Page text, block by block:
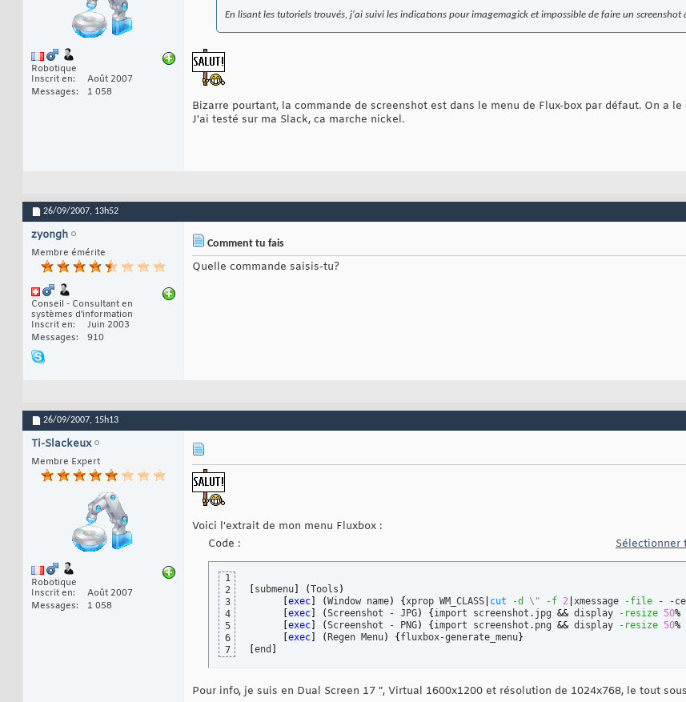
Robotique
Inscrit en
Août 2007
Messages
1 058
En lisant les tutoriels trouvés, j'ai suivi les indications pour imagemagick et impossible de faire un screenshot
Bizarre pourtant, la commande de screenshot est dans le menu de Flux-box par défaut. On a
J'ai testé sur ma Slack, ca marche nickel.
26/09/2007, 13h52
zyongh
Membre émérite
Conseil - Consultant en
systèmes d'information
Inscrit en
Juin 2003
Messages
910
Comment tu fais
Quelle commande saisis-tu?
26/09/2007, 15h13
Ti-Slackeux
Membre Expert
Robotique
Inscrit en
Août 2007
Messages
1 058
Voici l'extrait de mon menu Fluxbox :
Code :
Sélectionner
1
2
3
4
5
6
7
submenu (Tools )
exec (Window name) {xprop WM_CLASS cut -d \" -f 2 xmessage -file - -
exec (Screenshot - JPG) { import screenshot.jpg && display -resize 50%
exec (Screenshot - PNG) { import screenshot.png && display -resize 50%
exec ( Regen Menu) { fluxbox-generate_menu}
end
Pour info, je suis en Dual Screen 17 ", Virtual 1600x1200 et résolution de 1024x768, le tout